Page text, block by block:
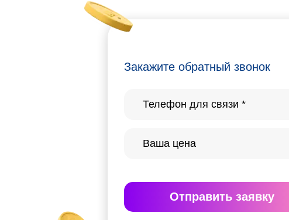
Закажите обратный звонок
Отправить заявку